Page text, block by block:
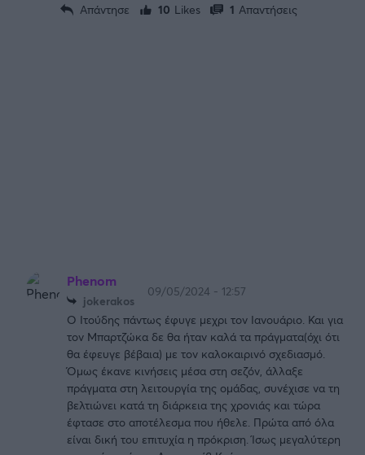
Απάντησε
10 Likes 1 Απαντήσεις
Phenom
jokerakos
09/05/2024 - 12:57
Ο Ιτούδης πάντως έφυγε μεχρι τον Ιανουάριο. Και για
τον Μπαρτζώκα δε θα ήταν καλά τα πράγματα(όχι ότι
θα έφευγε βέβαια) με τον καλοκαιρινό σχεδιασμό.
Όμως έκανε κινήσεις μέσα στη σεζόν, άλλαξε
πράγματα στη λειτουργία της ομάδας, συνέχισε να τη
βελτιώνει κατά τη διάρκεια της χρονιάς και τώρα
έφτασε στο αποτέλεσμα που ήθελε. Πρώτα από όλα
είναι δική του επιτυχία η πρόκριση. Ίσως μεγαλύτερη